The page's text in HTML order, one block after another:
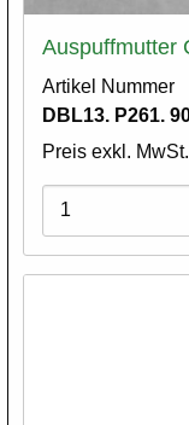
Auspuffmutter
Artikel Nummer
DBL13. P261.
Preis exkl. MwSt.
Varianten